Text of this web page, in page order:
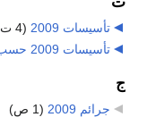
تأسيسات 2009
(4 ت، 17 ص)
تأسيسات 2009 حسب البلد
ج
جرائم 2009 (1 ص)